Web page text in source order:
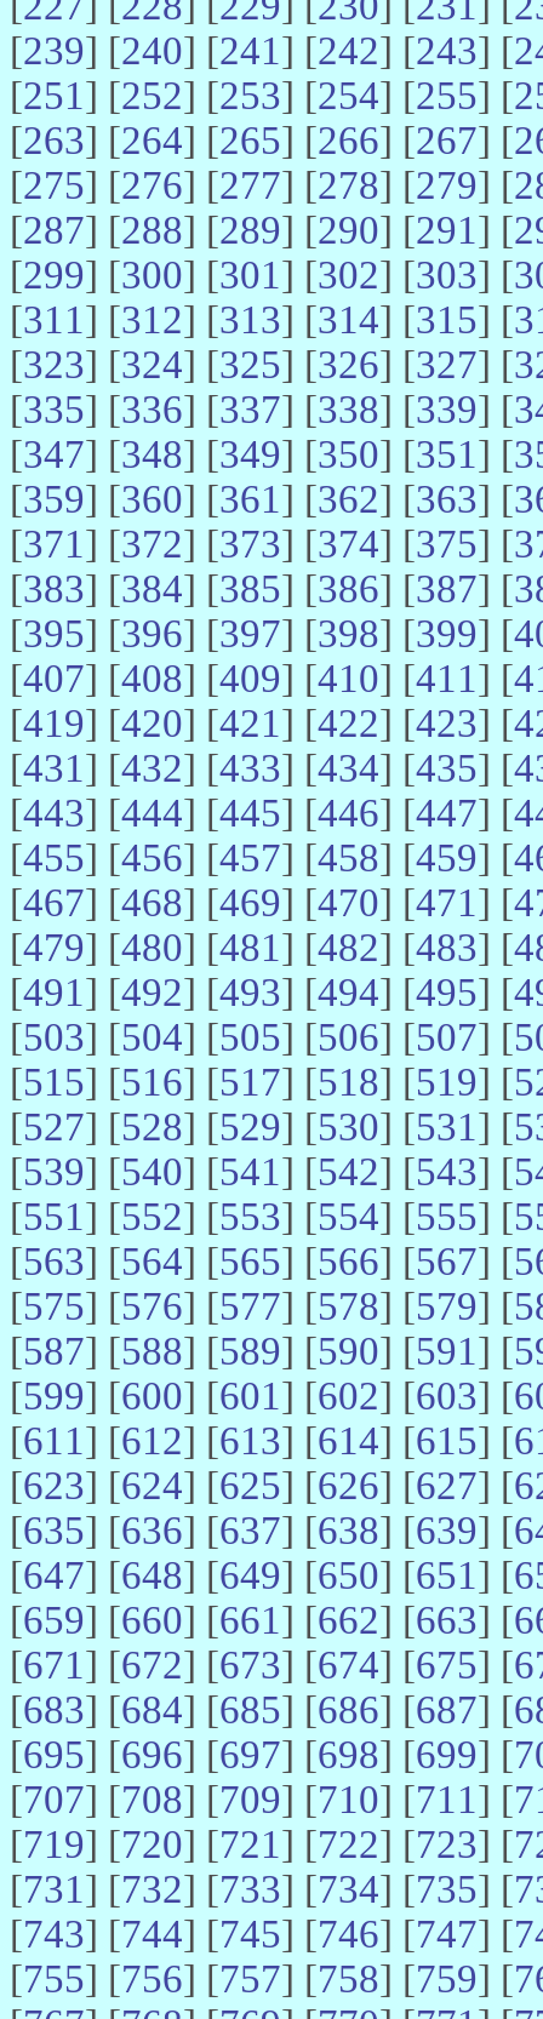
[239] [240] [241] [242] [243] [
[251] [252] [253] [254] [255] [
[263] [264] [265] [266] [267] [
[275] [276] [277] [278] [279] [
[287] [288] [289] [290] [291] [
[299] [300] [301] [302] [303] [
[311] [312] [313] [314] [315] [
[323] [324] [325] [326] [327] [
[335] [336] [337] [338] [339] [
[347] [348] [349] [350] [351] [
[359] [360] [361] [362] [363] [
[371] [372] [373] [374] [375] [
[383] [384] [385] [386] [387] [
[395] [396] [397] [398] [399] [
[407] [408] [409] [410] [411] [
[419] [420] [421] [422] [423] [
[431] [432] [433] [434] [435] [
[443] [444] [445] [446] [447] [
[455] [456] [457] [458] [459] [
[467] [468] [469] [470] [471] [
[479] [480] [481] [482] [483] [
[491] [492] [493] [494] [495] [
[503] [504] [505] [506] [507] [
[515] [516] [517] [518] [519] [
[527] [528] [529] [530] [531] [
[539] [540] [541] [542] [543] [
[551] [552] [553] [554] [555] [
[563] [564] [565] [566] [567] [
[575] [576] [577] [578] [579] [
[587] [588] [589] [590] [591] [
[599] [600] [601] [602] [603] [
[611] [612] [613] [614] [615] [
[623] [624] [625] [626] [627] [
[635] [636] [637] [638] [639] [
[647] [648] [649] [650] [651] [
[659] [660] [661] [662] [663] [
[671] [672] [673] [674] [675] [
[683] [684] [685] [686] [687] [
[695] [696] [697] [698] [699] [
[707] [708] [709] [710] [711] [
[719] [720] [721] [722] [723] [
[731] [732] [733] [734] [735] [
[743] [744] [745] [746] [747] [
[755] [756] [757] [758] [759] [